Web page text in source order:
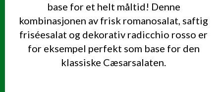
base for et helt måltid! Denne
kombinasjonen av frisk romanosalat, saftig
friséesalat og dekorativ radicchio rosso er
for eksempel perfekt som base for den
klassiske Cæsarsalaten.